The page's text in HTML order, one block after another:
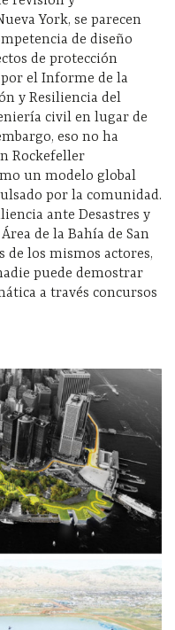
York, se parecen
de diseño
de protección
el Informe de la
y Resiliencia del
civil en lugar de
eso no ha
Rockefeller
un modelo global
por la comunidad.
ante Desastres y
de la Bahía de San
los mismos actores,
puede demostrar
a través concursos